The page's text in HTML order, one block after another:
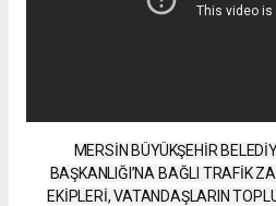
MERSİN BÜYÜKŞEHİR
BAŞKANLIĞI’NA BAĞLI TRAFİK
EKİPLERİ, VATANDAŞLARIN